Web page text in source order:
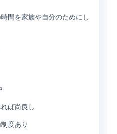
間を家族や自分のためにし
ば尚良し
度あり